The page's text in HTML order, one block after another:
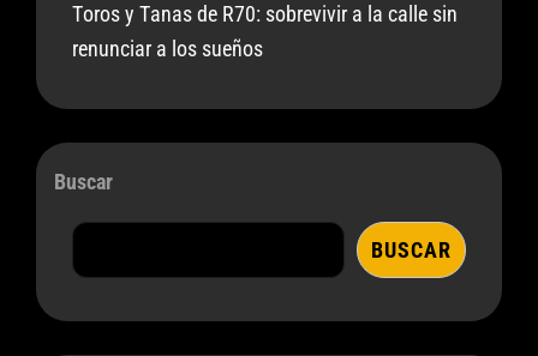
Toros y Tanas de R70: sobrevivir a la calle sin
renunciar a los sueños
Buscar
BUSCAR